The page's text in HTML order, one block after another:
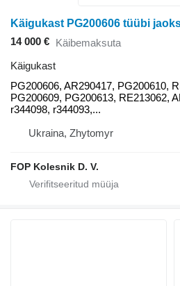
14 000 € Käibemaksuta
Käigukast
PG200606, AR290417, PG200610,
PG200609, PG200613, RE213062,
r344098, r344093,...
Ukraina, Zhytomyr
FOP Kolesnik D. V.